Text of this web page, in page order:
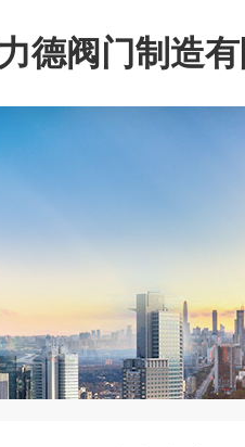
德阀门制造